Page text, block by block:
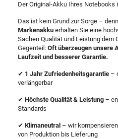
Der Original-Akku Ihres
Das ist kein Grund zur Sorge –
Markenakku erhalten Sie eine
Sachen Qualität und Leistung dem
Gegenteil: Oft überzeugen unsere
Laufzeit und besserer Garantie.
✔ 1 Jahr Zufriedenheitsgarantie –
verlängerbar
✔ Höchste Qualität & Leistung –
Standards
✔ Klimaneutral – wir
von Produktion bis Lieferung